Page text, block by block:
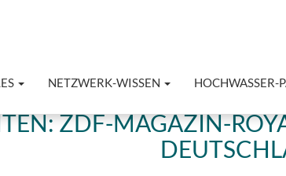
NETZWERK-WISSEN HOCHWASSER-
ZDF-MAGAZIN-